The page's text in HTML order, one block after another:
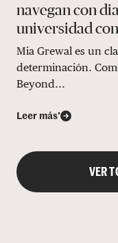
navegan con
universidad
Mia Grewal es un
determinación.
Beyond...
Leer más’
VER